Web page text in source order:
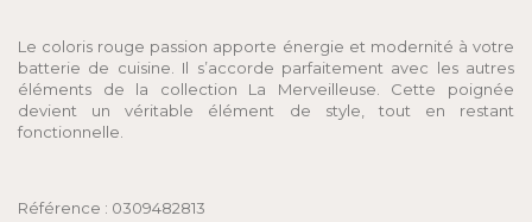
Le coloris rouge passion apporte énergie et modernité à votre
batterie de cuisine. Il s’accorde parfaitement avec les autres
éléments de la collection La Merveilleuse. Cette poignée
devient un véritable élément de style, tout en restant
fonctionnelle.
Référence : 0309482813